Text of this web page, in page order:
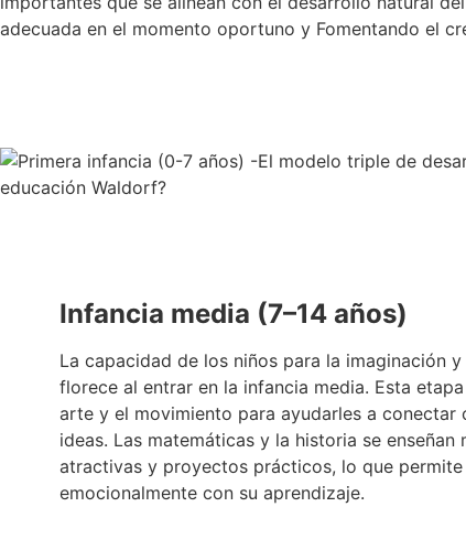
adecuada en el momento oportuno y Fomentando el
Infancia media (7–14 años)
La capacidad de los niños para la imaginación
florece al entrar en la infancia media. Esta
arte y el movimiento para ayudarles a conectar
ideas. Las matemáticas y la historia se enseñan
atractivas y proyectos prácticos, lo que
emocionalmente con su aprendizaje.